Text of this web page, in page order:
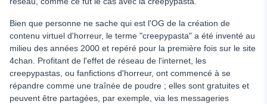
Bien que personne ne sache qui est l'OG de la création de
contenu virtuel d'horreur, le terme "creepypasta" a été inventé au
milieu des années 2000 et repéré pour la première fois sur le site
4chan. Profitant de l'effet de réseau de l'internet, les
creepypastas, ou fanfictions d'horreur, ont commencé à se
répandre comme une traînée de poudre ; elles sont gratuites et
peuvent être partagées, par exemple, via les messageries